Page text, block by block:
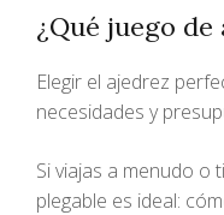
¿Qué juego
Elegir el ajedrez
necesidades y
Si viajas a menudo o
plegable es ideal: